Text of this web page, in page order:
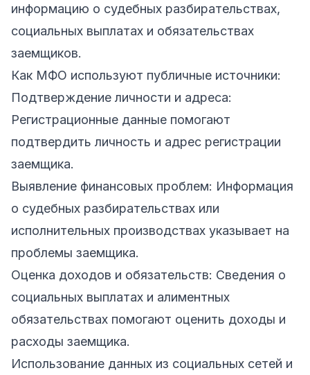
информацию о судебных разбирательствах,
социальных выплатах и обязательствах
заемщиков.
Как МФО используют публичные источники:
Подтверждение личности и адреса:
Регистрационные данные помогают
подтвердить личность и адрес регистрации
заемщика.
Выявление финансовых проблем: Информация
о судебных разбирательствах или
исполнительных производствах указывает на
проблемы заемщика.
Оценка доходов и обязательств: Сведения о
социальных выплатах и алиментных
обязательствах помогают оценить доходы и
расходы заемщика.
Использование данных из социальных сетей и